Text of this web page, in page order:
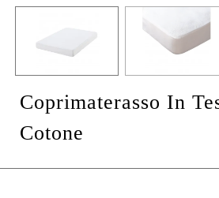
Coprimaterasso In
Cotone